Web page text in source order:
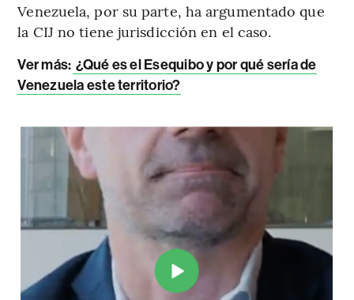
Venezuela, por su parte, ha argumentado que
la CIJ no tiene jurisdicción en el caso.
Ver más: ¿Qué es el Esequibo y por qué sería de
Venezuela este territorio?